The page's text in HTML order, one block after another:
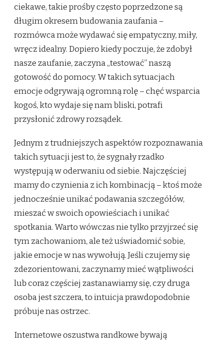
ciekawe, takie prośby często poprzedzone są
długim okresem budowania zaufania –
rozmówca może wydawać się empatyczny, miły,
wręcz idealny. Dopiero kiedy poczuje, że zdobył
nasze zaufanie, zaczyna „testować” naszą
gotowość do pomocy. W takich sytuacjach
emocje odgrywają ogromną rolę – chęć wsparcia
kogoś, kto wydaje się nam bliski, potrafi
przysłonić zdrowy rozsądek.
Jednym z trudniejszych aspektów rozpoznawania
takich sytuacji jest to, że sygnały rzadko
występują w oderwaniu od siebie. Najczęściej
mamy do czynienia z ich kombinacją – ktoś może
jednocześnie unikać podawania szczegółów,
mieszać w swoich opowieściach i unikać
spotkania. Warto wówczas nie tylko przyjrzeć się
tym zachowaniom, ale też uświadomić sobie,
jakie emocje w nas wywołują. Jeśli czujemy się
zdezorientowani, zaczynamy mieć wątpliwości
lub coraz częściej zastanawiamy się, czy druga
osoba jest szczera, to intuicja prawdopodobnie
próbuje nas ostrzec.
Internetowe oszustwa randkowe bywają